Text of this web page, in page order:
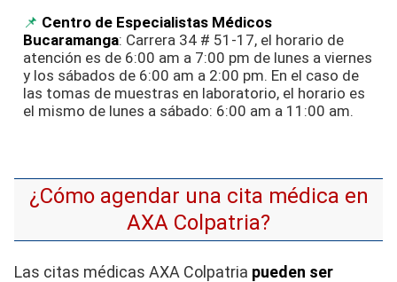
Centro de Especialistas Médicos
Bucaramanga: Carrera 34 # 51-17, el horario de
atención es de 6:00 am a 7:00 pm de lunes a viernes
y los sábados de 6:00 am a 2:00 pm. En el caso de
las tomas de muestras en laboratorio, el horario es
el mismo de lunes a sábado: 6:00 am a 11:00 am.
¿Cómo agendar una cita médica en
AXA Colpatria?
Las citas médicas AXA Colpatria pueden ser